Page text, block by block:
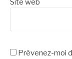
Site web
Prévenez-moi